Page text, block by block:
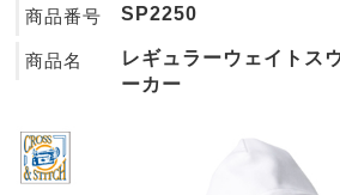
商品番号 SP2250
商品名
レギュラーウェイトス
ーカー